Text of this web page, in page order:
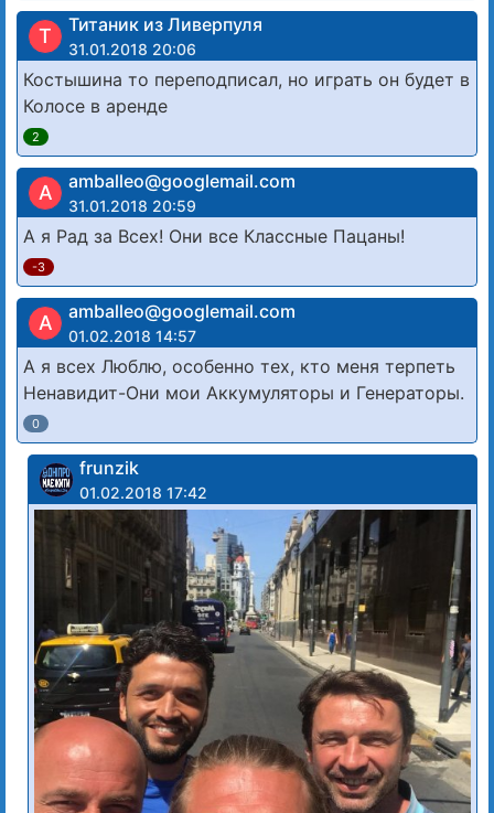
Т Титаник из Ливерпуля
31.01.2018 20:06
Костышина то переподписал, но играть он будет в
Колосе в аренде
2
A amballeo@googlemail.com
31.01.2018 20:59
А я Рад за Всех! Они все Классные Пацаны!
-3
A amballeo@googlemail.com
01.02.2018 14:57
А я всех Люблю, особенно тех, кто меня терпеть
Ненавидит-Они мои Аккумуляторы и Генераторы.
0
frunzik
01.02.2018 17:42